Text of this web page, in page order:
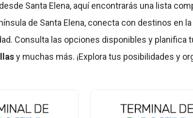
Santa Elena, aquí encontrarás una lista
de Santa Elena, conecta con destinos en
Consulta las opciones disponibles y planifica
y muchas más. ¡Explora tus posibilidades y